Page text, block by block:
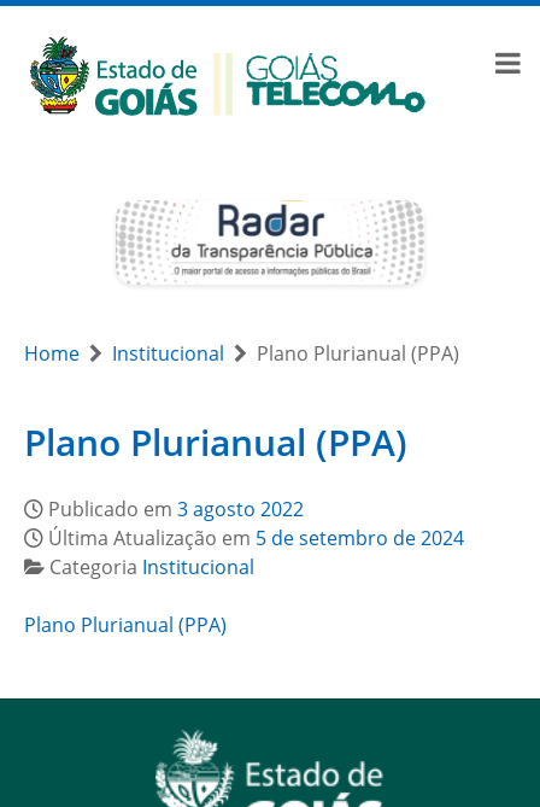
Home Institucional Plano Plurianual (PPA)
Plano Plurianual (PPA)
Publicado em 3 agosto 2022
Última Atualização em 5 de setembro de 2024
Categoria Institucional
Plano Plurianual (PPA)